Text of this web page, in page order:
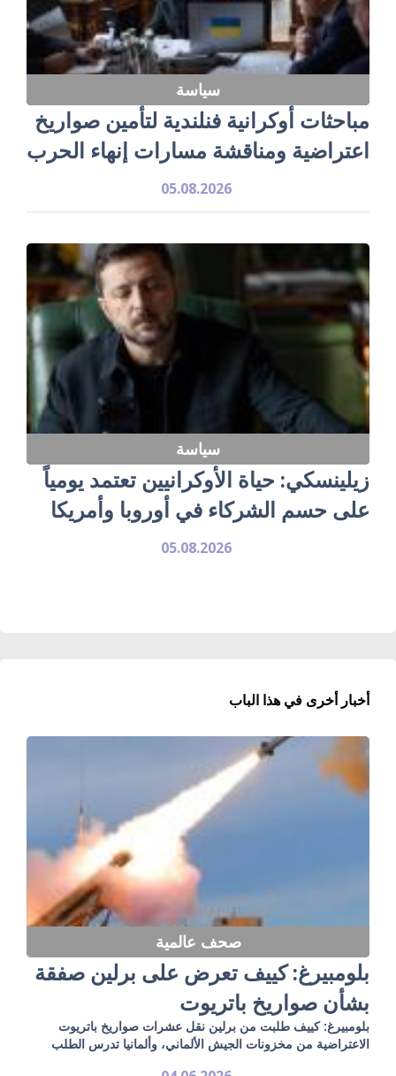
سياسة
مباحثات أوكرانية فنلندية لتأمين صواريخ
اعتراضية ومناقشة مسارات إنهاء الحرب
05.08.2026
سياسة
زيلينسكي: حياة الأوكرانيين تعتمد يومياً
على حسم الشركاء في أوروبا وأمريكا
05.08.2026
أخبار أخرى في هذا الباب
صحف عالمية
بلومبيرغ: كييف تعرض على برلين صفقة
بشأن صواريخ باتريوت
بلومبيرغ: كييف طلبت من برلين نقل عشرات صواريخ باتريوت
الاعتراضية من مخزونات الجيش الألماني، وألمانيا تدرس الطلب